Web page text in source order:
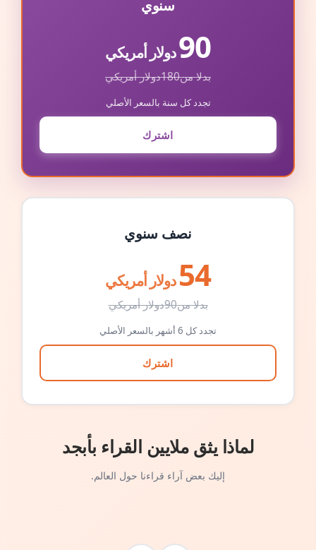
سنوي
90دولار أمريكي
بدلا من180دولار أمريكي
تجدد كل سنة بالسعر الأصلي
اشترك
نصف سنوي
54 دولار أمريكي
بدلا من90دولار أمريكي
تجدد كل 6 أشهر بالسعر الأصلي
اشترك
لماذا يثق ملايين القراء بأبجد
إليك بعض آراء قراءنا حول العالم.